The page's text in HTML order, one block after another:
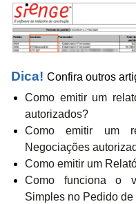
Dica! Confira outros
Como emitir um
autorizados?
Como emitir um
Negociações
Como emitir um
Como funciona o
Simples no Pedido de